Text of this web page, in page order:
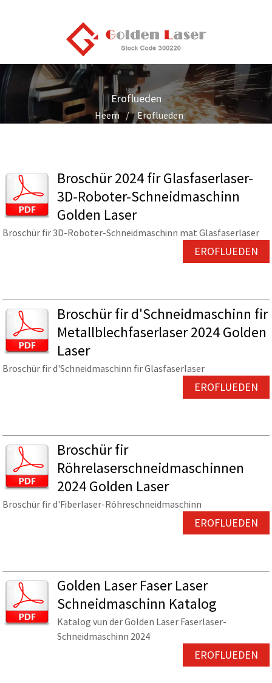
Eroflueden
Heem Eroflueden
Broschür 2024 fir Glasfaserlaser-
3D-Roboter-Schneidmaschinn
Golden Laser
Broschür fir 3D-Roboter-Schneidmaschinn mat Glasfaserlaser
EROFLUEDEN
Broschür fir d'Schneidmaschinn fir
Metallblechfaserlaser 2024 Golden
Laser
Broschür fir d'Schneidmaschinn fir Glasfaserlaser
EROFLUEDEN
Broschür fir
Röhrelaserschneidmaschinnen
2024 Golden Laser
Broschür fir d'Fiberlaser-Röhreschneidmaschinn
EROFLUEDEN
Golden Laser Faser Laser
Schneidmaschinn Katalog
Katalog vun der Golden Laser Faserlaser-
Schneidmaschinn 2024
EROFLUEDEN